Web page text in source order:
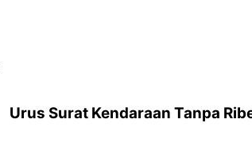
Urus Surat Kendaraan Tanpa